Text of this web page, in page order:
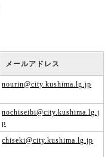
メールアドレス
nourin@city.kushima.lg.jp
nochiseibi@city.kushima.lg.j
p
chiseki@city.kushima.lg.jp